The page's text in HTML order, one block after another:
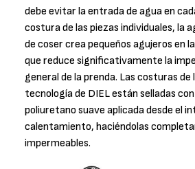
debe evitar la entrada de agua en
costura de las piezas individuales, la
de coser crea pequeños agujeros en
que reduce significativamente la
general de la prenda. Las costuras de
tecnología de DIEL están selladas
poliuretano suave aplicada desde el
calentamiento, haciéndolas
impermeables.